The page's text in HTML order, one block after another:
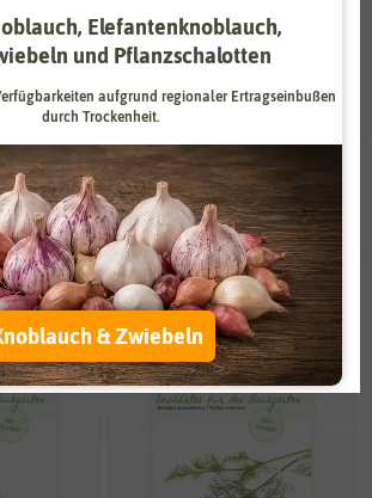
-50%
BIO
Statistik
Funktional
Alle akzeptieren
Alle ablehnen
Auswahl akzeptieren
Elefantenknoblauch,
und Pflanzschalotten
aufgrund regionaler Ertragseinbußen
durch Trockenheit.
& Zwiebeln